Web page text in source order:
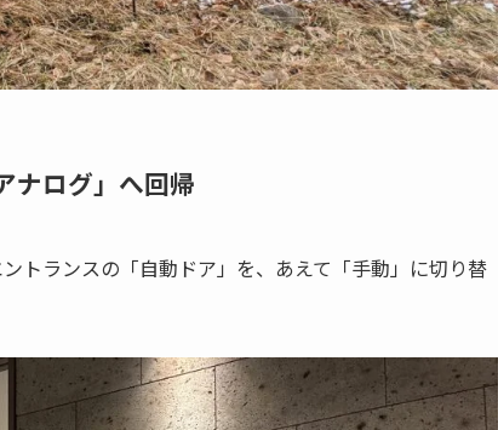
ナログ」へ回帰
トランスの「自動ドア」を、あえて「手動」に切り替